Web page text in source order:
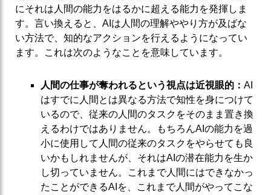
にそれは人間の能力をはるかに超える能力を発揮しま
す。言い換えると、AIは人間の理解ややり方が及ばな
い方法で、知的なアクションを行えるようになってい
ます。これは次のようなことを意味しています。
人間の仕事が奪われるという視点は近視眼的： AI
はすでに人間とは異なる方法で知性を身につけて
いるので、従来の人間のタスクをそのまま置き換
えるわけではありません。もちろんAIの能力を過
小に使用して人間の従来のタスクをやらせても良
いかもしれませんが、それはAIの潜在能力を生か
し切っていません。これまで人間にはできなかっ
たことができるAIを、これまで人間がやってこな